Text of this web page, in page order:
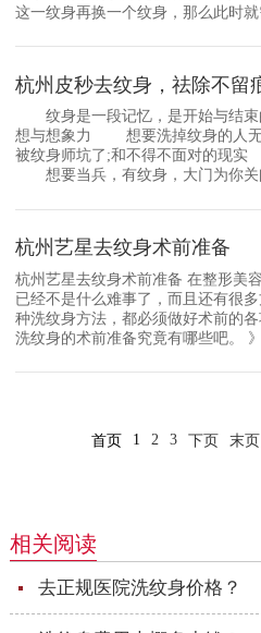
这一纹身再换一个纹身，那么此时
杭州皮秒去纹身，祛除不留
纹身是一段记忆，是开始与结束
想与想象力 想要洗掉纹身的人无
被纹身师坑了;和不得不面对的现
想要当兵，有纹身，大门为
杭州艺星去纹身术前准备
杭州艺星去纹身术前准备 在整形美
已经不是什么难事了，而且还有很
种洗纹身方法，都必须做好术前的
洗纹身的术前准备究竟有哪些吧。
首页 1 2 3 下页 末页
相关阅读
去正规医院洗纹身价格？